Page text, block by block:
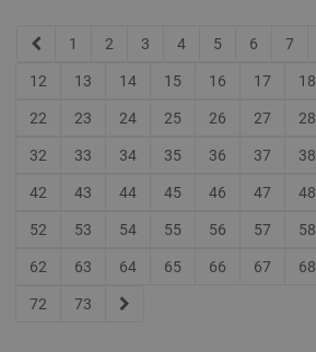
1 2 3 4 5 6 7
12 13 14 15 16 17 18
22 23 24 25 26 27 28
32 33 34 35 36 37 38
42 43 44 45 46 47 48
52 53 54 55 56 57 58
62 63 64 65 66 67 68
72 73